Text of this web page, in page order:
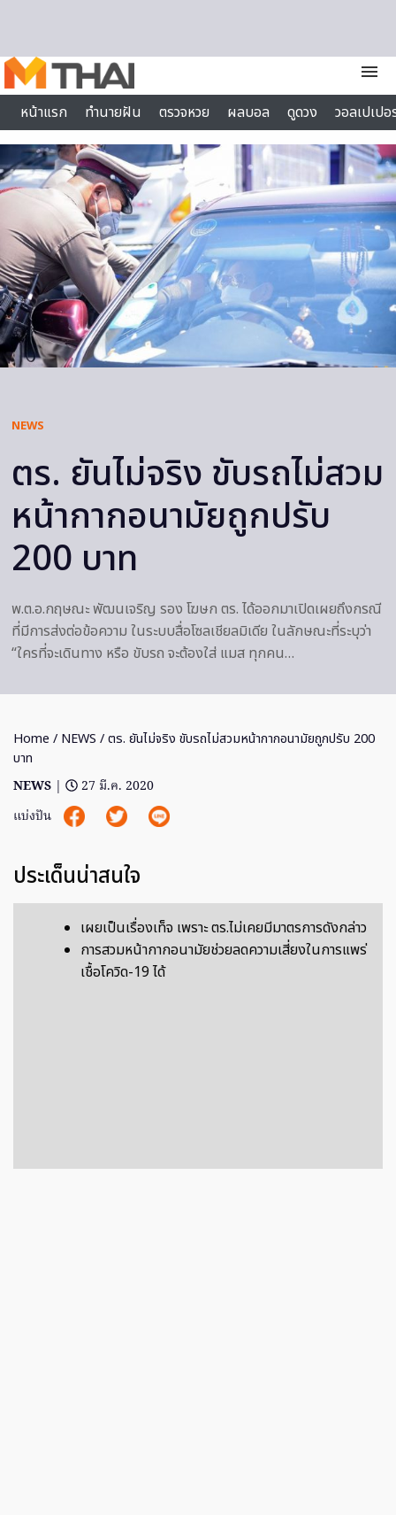
menu
หน้าแรก
ทำนายฝัน ตรวจหวย ผลบอล ดูดวง
วอลเปเป
ไลฟ์สไตล์
NEWS
ตร. ยันไม่จริง ขับรถไม่สวม
หน้ากากอนามัยถูกปรับ
200 บาท
พ.ต.อ.กฤษณะ พัฒนเจริญ รอง โฆษก ตร. ได้ออกมาเปิดเผยถึงกรณี
ที่มีการส่งต่อข้อความ ในระบบสื่อโซลเชียลมิเดีย ในลักษณะที่ระบุว่า
“ใครที่จะเดินทาง หรือ ขับรถ จะต้องใส่ แมส ทุกคน…
Home / NEWS / ตร. ยันไม่จริง ขับรถไม่สวมหน้ากากอนามัยถูกปรับ 200
บาท
NEWS |
27 มี.ค. 2020
แบ่งปัน
ประเด็นน่าสนใจ
เผยเป็นเรื่องเท็จ เพราะ ตร.ไม่เคยมีมาตรการดังกล่าว
การสวมหน้ากากอนามัยช่วยลดความเสี่ยงในการแพร่
เชื้อโควิด-19 ได้